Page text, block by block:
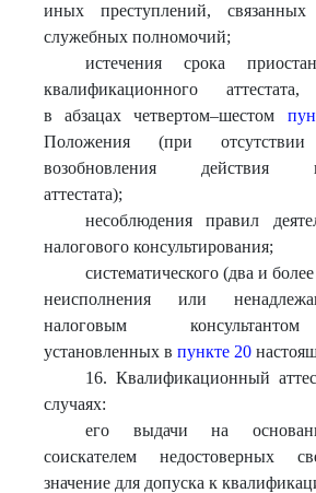
иных преступлений, связанных
служебных полномочий;
истечения срока
квалификационного аттестата,
в абзацах четвертом–шестом
Положения (при
возобновления действия
аттестата);
несоблюдения правил
налогового консультирования;
систематического (два и
неисполнения или
налоговым
установленных в пункте 20
16. Квалификационный
случаях:
его выдачи на
соискателем недостоверных
значение для допуска к